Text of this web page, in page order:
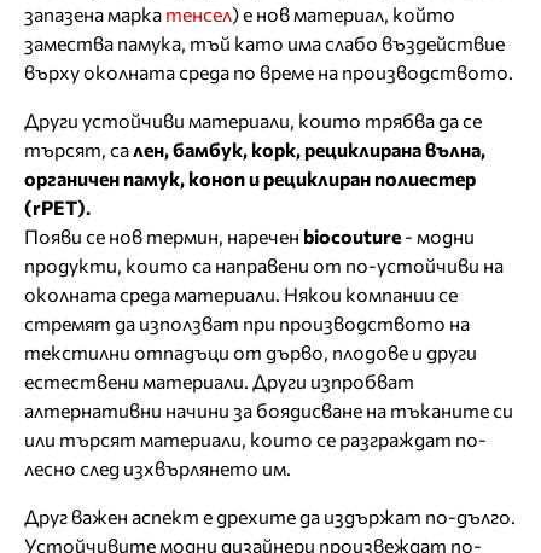
запазена марка тенсел) е нов материал, който
замества памука, тъй като има слабо въздействие
върху околната среда по време на производството.
Други устойчиви материали, които трябва да се
търсят, сален, бамбук, корк, рециклирана вълна,
органичен памук, коноп и рециклиран полиестер
(rPET).
Появи се нов термин, наречен biocouture - модни
продукти, които са направени от по-устойчиви на
околната среда материали. Някои компании се
стремят да използват при производството на
текстилни отпадъци от дърво, плодове и други
естествени материали. Други изпробват
алтернативни начини за боядисване на тъканите си
или търсят материали, които се разграждат по-
лесно след изхвърлянето им.
Друг важен аспект е дрехите да издържат по-дълго.
Устойчивите модни дизайнери произвеждат по-